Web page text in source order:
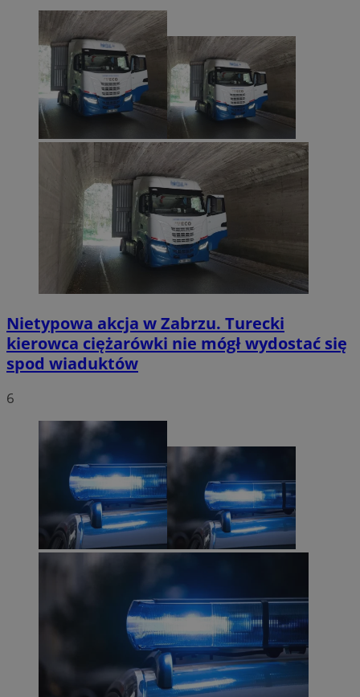
Nietypowa akcja w Zabrzu. Turecki
kierowca ciężarówki nie mógł wydostać się
spod wiaduktów
6